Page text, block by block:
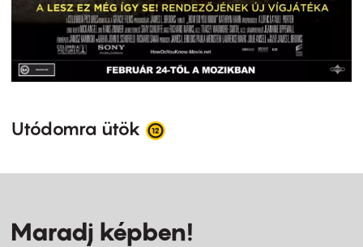
Utódomra ütök
Maradj képben!